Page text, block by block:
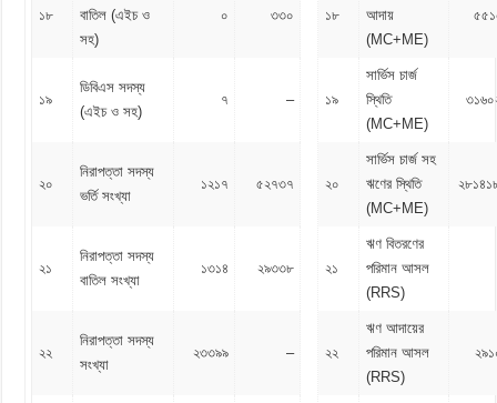
১৮
বাতিল (এইচ ও
সহ)
০ ৩৩০ ১৮
আদায়
(MC+ME)
১৯
ডিবিএস সদস্য
(এইচ ও সহ)
৭ – ১৯
সার্ভিস চার্জ
স্থিতি
(MC+ME)
২০
নিরাপত্তা সদস্য
ভর্তি সংখ্যা
১২১৭ ৫২৭৩৭ ২০
সার্ভিস চার্জ সহ
ঋণের স্থিতি
(MC+ME)
২১
নিরাপত্তা সদস্য
বাতিল সংখ্যা
১৩১৪ ২৯৩৩৮ ২১
ঋণ বিতরণের
পরিমান আসল
(RRS)
২২
নিরাপত্তা সদস্য
সংখ্যা
২৩৩৯৯ – ২২
ঋণ আদায়ের
পরিমান আসল
(RRS)